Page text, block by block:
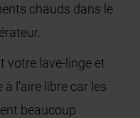
chauds dans le
votre lave-linge et
l'aire libre car les
beaucoup